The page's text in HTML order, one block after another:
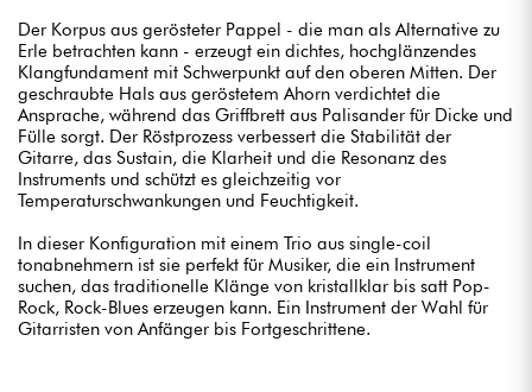
Der Korpus aus gerösteter Pappel - die man als Alternative zu
Erle betrachten kann - erzeugt ein dichtes, hochglänzendes
Klangfundament mit Schwerpunkt auf den oberen Mitten. Der
geschraubte Hals aus geröstetem Ahorn verdichtet die
Ansprache, während das Griffbrett aus Palisander für Dicke und
Fülle sorgt. Der Röstprozess verbessert die Stabilität der
Gitarre, das Sustain, die Klarheit und die Resonanz des
Instruments und schützt es gleichzeitig vor
Temperaturschwankungen und Feuchtigkeit.
In dieser Konfiguration mit einem Trio aus single-coil
tonabnehmern ist sie perfekt für Musiker, die ein Instrument
suchen, das traditionelle Klänge von kristallklar bis satt Pop-
Rock, Rock-Blues erzeugen kann. Ein Instrument der Wahl für
Gitarristen von Anfänger bis Fortgeschrittene.